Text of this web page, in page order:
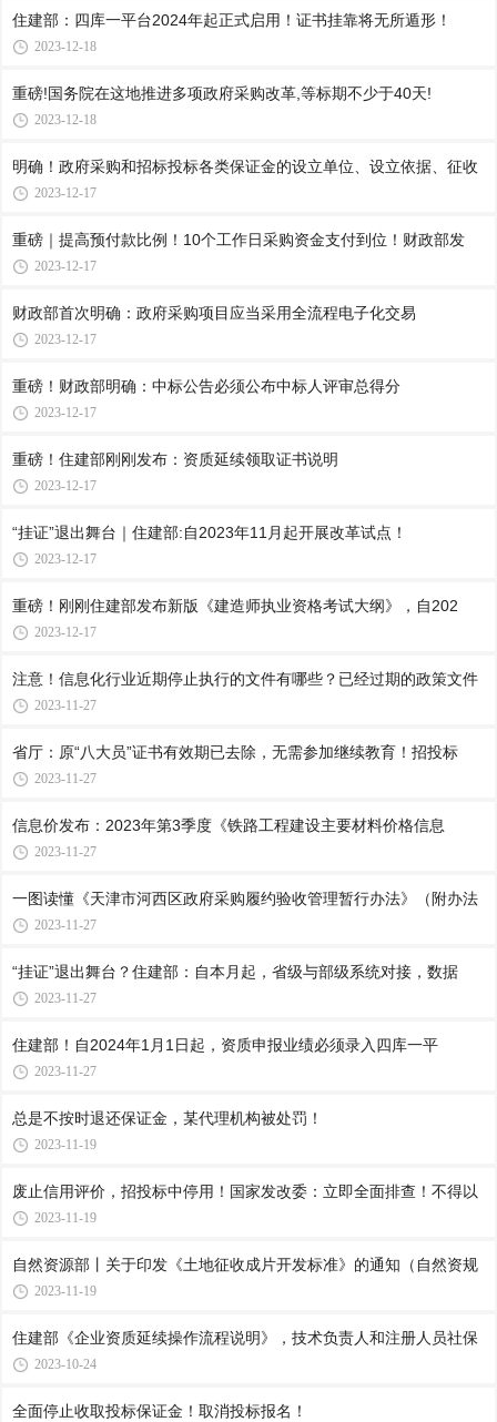
住建部：四库一平台2024年起正式启用！证书挂靠将无所遁形！
2023-12-18
重磅!国务院在这地推进多项政府采购改革,等标期不少于40天!
2023-12-18
明确！政府采购和招标投标各类保证金的设立单位、设立依据、征收
2023-12-17
重磅｜提高预付款比例！10个工作日采购资金支付到位！财政部发
2023-12-17
财政部首次明确：政府采购项目应当采用全流程电子化交易
2023-12-17
重磅！财政部明确：中标公告必须公布中标人评审总得分
2023-12-17
重磅！住建部刚刚发布：资质延续领取证书说明
2023-12-17
“挂证”退出舞台｜住建部:自2023年11月起开展改革试点！
2023-12-17
重磅！刚刚住建部发布新版《建造师执业资格考试大纲》，自202
2023-12-17
注意！信息化行业近期停止执行的文件有哪些？已经过期的政策文件
2023-11-27
省厅：原“八大员”证书有效期已去除，无需参加继续教育！招投标
2023-11-27
信息价发布：2023年第3季度《铁路工程建设主要材料价格信息
2023-11-27
一图读懂《天津市河西区政府采购履约验收管理暂行办法》（附办法
2023-11-27
“挂证”退出舞台？住建部：自本月起，省级与部级系统对接，数据
2023-11-27
住建部！自2024年1月1日起，资质申报业绩必须录入四库一平
2023-11-27
总是不按时退还保证金，某代理机构被处罚！
2023-11-19
废止信用评价，招投标中停用！国家发改委：立即全面排查！不得以
2023-11-19
自然资源部丨关于印发《土地征收成片开发标准》的通知（自然资规
2023-11-19
住建部《企业资质延续操作流程说明》，技术负责人和注册人员社保
2023-10-24
全面停止收取投标保证金！取消投标报名！